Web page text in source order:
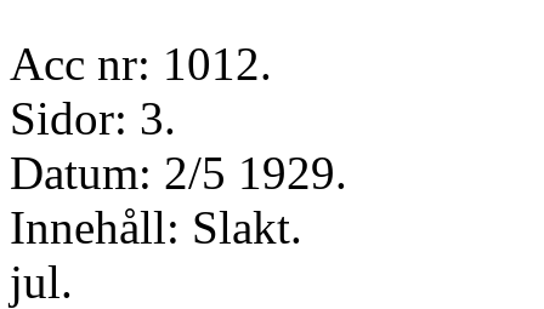
Acc nr: 1012.
Sidor: 3.
Datum: 2/5 1929.
Innehåll: Slakt.
jul.